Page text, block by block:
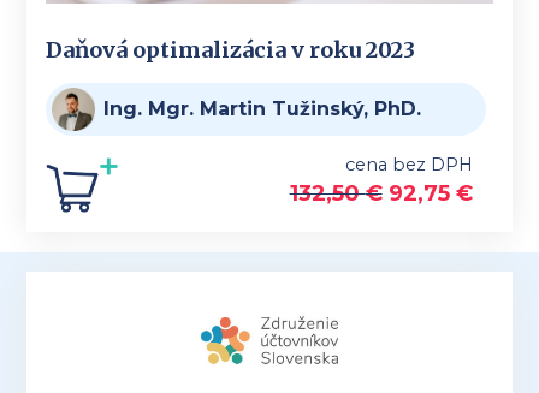
Daňová optimalizácia v roku 2023
Ing. Mgr. Martin Tužinský, PhD.
cena bez DPH
132,50€ 92,75 €